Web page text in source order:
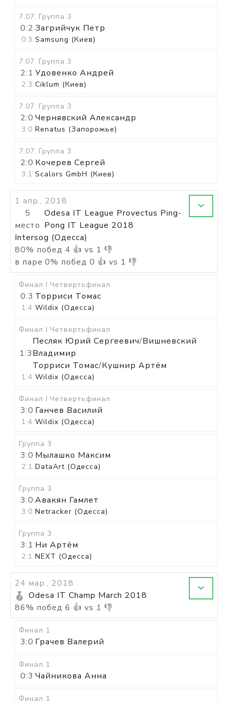
7.07. Группа 3
0:2 Загрийчук Петр
0:3 Samsung (Киев)
7.07. Группа 3
2:1 Удовенко Андрей
2:3 Ciklum (Киев)
7.07. Группа 3
2:0 Чернявский Александр
3:0 Renatus (Запорожье)
7.07. Группа 3
2:0 Кочерев Сергей
3:1 Scalors GmbH (Киев)
1 апр., 2018
5
место
Odesa IT League Provectus Ping-
Pong IT League 2018
Intersog (Одесса)
80% побед 4 👍 vs 1 👎
в паре 0% побед 0 👍 vs 1 👎
Финал I Четвертьфинал
0:3 Торриси Томас
1:4 Wildix (Одесса)
Финал I Четвертьфинал
1:3
Песляк Юрий Сергеевич/Вишневский
Владимир
Торриси Томас/Кушнир Артём
1:4 Wildix (Одесса)
Финал I Четвертьфинал
3:0 Ганчев Василий
1:4 Wildix (Одесса)
Группа 3
3:0 Мылашко Максим
2:1 DataArt (Одесса)
Группа 3
3:0 Авакян Гамлет
3:0 Netracker (Одесса)
Группа 3
3:1 Ни Артём
2:1 NEXT (Одесса)
24 мар., 2018
Odesa IT Champ March 2018
86% побед 6 👍 vs 1 👎
Финал 1
3:0 Грачев Валерий
Финал 1
0:3 Чайникова Анна
Финал 1